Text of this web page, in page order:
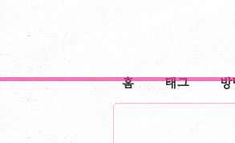
홈 태그 방